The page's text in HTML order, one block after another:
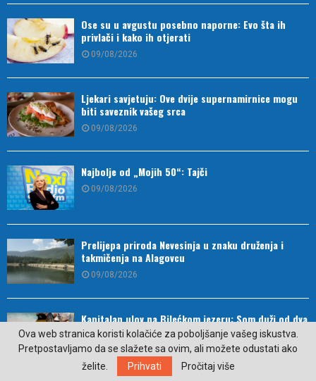
Ose su u avgustu posebno naporne: Evo šta ih
privlači i kako ih otjerati
09/08/2026
Ljekari savjetuju: Ove dvije supernamirnice mogu
biti saveznik vašeg srca
09/08/2026
Najbolje od „Mojih 50“: Tajči
09/08/2026
Prelijepa priroda Nevesinja u znaku druženja i
takmičenja na Alagovcu
09/08/2026
Kapitalan ulov na Bilećkom jezeru: Som duži od dva
metra i težak 50 kilograma
09/08/2026
U Trebinju rođene četiri bebe, Srpska bogatija za
Ova web stranica koristi kolačiće za poboljšanje vašeg iskustva.
Pretpostavljamo da se slažete sa ovim, ali možete odustati ako
želite.
Prihvati Pročitaj više